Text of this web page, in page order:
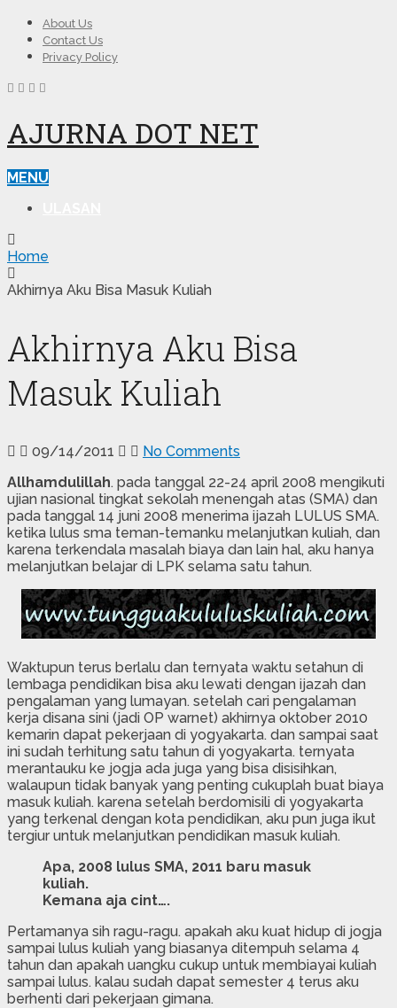
About Us
Contact Us
Privacy Policy
AJURNA DOT NET
MENU
Home
Akhirnya Aku Bisa Masuk Kuliah
Akhirnya Aku Bisa
Masuk Kuliah
09/14/2011
No Comments
Allhamdulillah. pada tanggal 22-24 april 2008 mengikuti
ujian nasional tingkat sekolah menengah atas (SMA) dan
pada tanggal 14 juni 2008 menerima ijazah LULUS SMA.
ketika lulus sma teman-temanku melanjutkan kuliah, dan
karena terkendala masalah biaya dan lain hal, aku hanya
melanjutkan belajar di LPK selama satu tahun.
Waktupun terus berlalu dan ternyata waktu setahun di
lembaga pendidikan bisa aku lewati dengan ijazah dan
pengalaman yang lumayan. setelah cari pengalaman
kerja disana sini (jadi OP warnet) akhirnya oktober 2010
kemarin dapat pekerjaan di yogyakarta. dan sampai saat
ini sudah terhitung satu tahun di yogyakarta. ternyata
merantauku ke jogja ada juga yang bisa disisihkan,
walaupun tidak banyak yang penting cukuplah buat biaya
masuk kuliah. karena setelah berdomisili di yogyakarta
yang terkenal dengan kota pendidikan, aku pun juga ikut
tergiur untuk melanjutkan pendidikan masuk kuliah.
Apa, 2008 lulus SMA, 2011 baru masuk
kuliah.
Kemana aja cint….
Pertamanya sih ragu-ragu. apakah aku kuat hidup di jogja
sampai lulus kuliah yang biasanya ditempuh selama 4
tahun dan apakah uangku cukup untuk membiayai kuliah
sampai lulus. kalau sudah dapat semester 4 terus aku
berhenti dari pekerjaan gimana.